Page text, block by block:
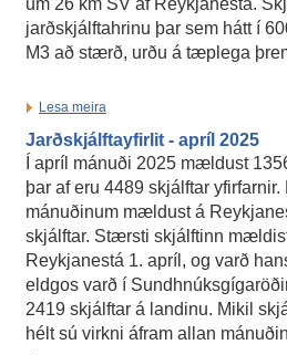
jarðskjálftahrinu þar sem hátt í
M3 að stærð, urðu á tæplega
Lesa meira
Jarðskjálftayfirlit - apríl 2025
Í apríl mánuði 2025 mældust
þar af eru 4489 skjálftar
mánuðinum mældust á
skjálftar. Stærsti skjálftinn
Reykjanestá 1. apríl, og varð
eldgos varð í
2419 skjálftar á landinu. Mikil
hélt sú virkni áfram allan